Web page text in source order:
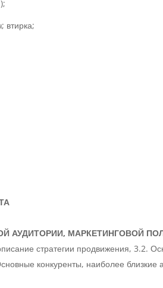
втирка;
АУДИТОРИИ, МАРКЕТИНГОВОЙ
стратегии продвижения, 3.2.
конкуренты, наиболее близкие